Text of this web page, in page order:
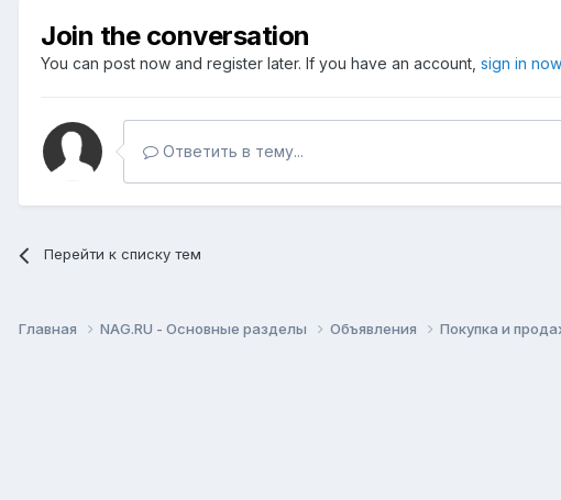
Join the conversation
You can post now and register later. If you have an account, sign in now
Ответить в тему...
Перейти к списку тем
Главная NAG.RU - Основные разделы Объявления Покупка и